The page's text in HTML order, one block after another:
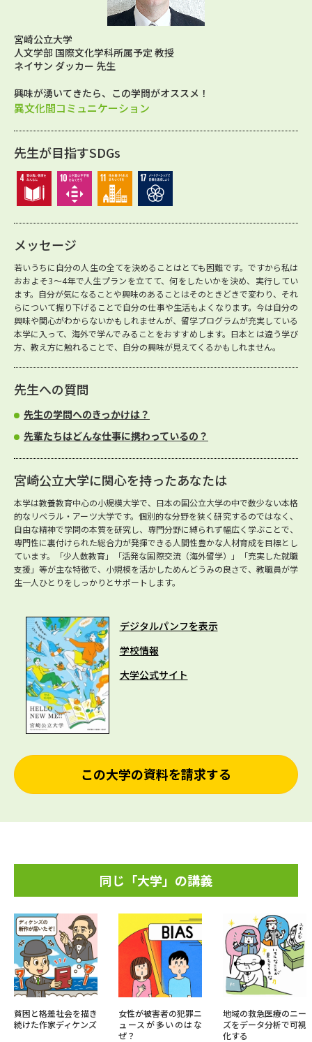
宮崎公立大学
人文学部 国際文化学科所属予定 教授
ネイサン ダッカー 先生
興味が湧いてきたら、この学問がオススメ！
異文化間コミュニケーション
先生が目指すSDGs
メッセージ
若いうちに自分の人生の全てを決めることはとても困難です。ですから私は
おおよそ3～4年で人生プランを立てて、何をしたいかを決め、実行してい
ます。自分が気になることや興味のあることはそのときどきで変わり、それ
らについて掘り下げることで自分の仕事や生活もよくなります。今は自分の
興味や関心がわからないかもしれませんが、留学プログラムが充実している
本学に入って、海外で学んでみることをおすすめします。日本とは違う学び
方、教え方に触れることで、自分の興味が見えてくるかもしれません。
先生への質問
先生の学問へのきっかけは？
先輩たちはどんな仕事に携わっているの？
宮崎公立大学に関心を持ったあなたは
本学は教養教育中心の小規模大学で、日本の国公立大学の中で数少ない本格
的なリベラル・アーツ大学です。個別的な分野を狭く研究するのではなく、
自由な精神で学問の本質を研究し、専門分野に縛られず幅広く学ぶことで、
専門性に裏付けられた総合力が発揮できる人間性豊かな人材育成を目標とし
ています。「少人数教育」「活発な国際交流（海外留学）」「充実した就職
支援」等が主な特徴で、小規模を活かしためんどうみの良さで、教職員が学
生一人ひとりをしっかりとサポートします。
デジタルパンフを表示
学校情報
大学公式サイト
この大学の資料を請求する
同じ「大学」の講義
貧困と格差社会を描き
続けた作家ディケンズ
女性が被害者の犯罪ニ
ュースが多いのはな
ぜ？
地域の救急医療のニー
ズをデータ分析で可視
化する